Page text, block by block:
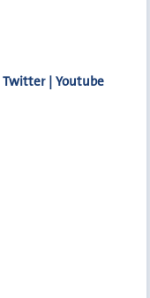
Twitter|Youtube